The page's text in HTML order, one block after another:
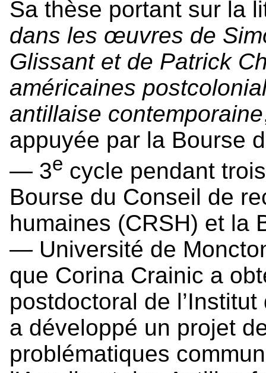
Sa thèse portant sur la
dans les œuvres de
Glissant et de Patrick
américaines
antillaise contemporaine
appuyée par la Bourse
— 3e cycle pendant
Bourse du Conseil de
humaines (CRSH) et la
— Université de
que Corina Crainic a
postdoctoral de
a développé un projet
problématiques